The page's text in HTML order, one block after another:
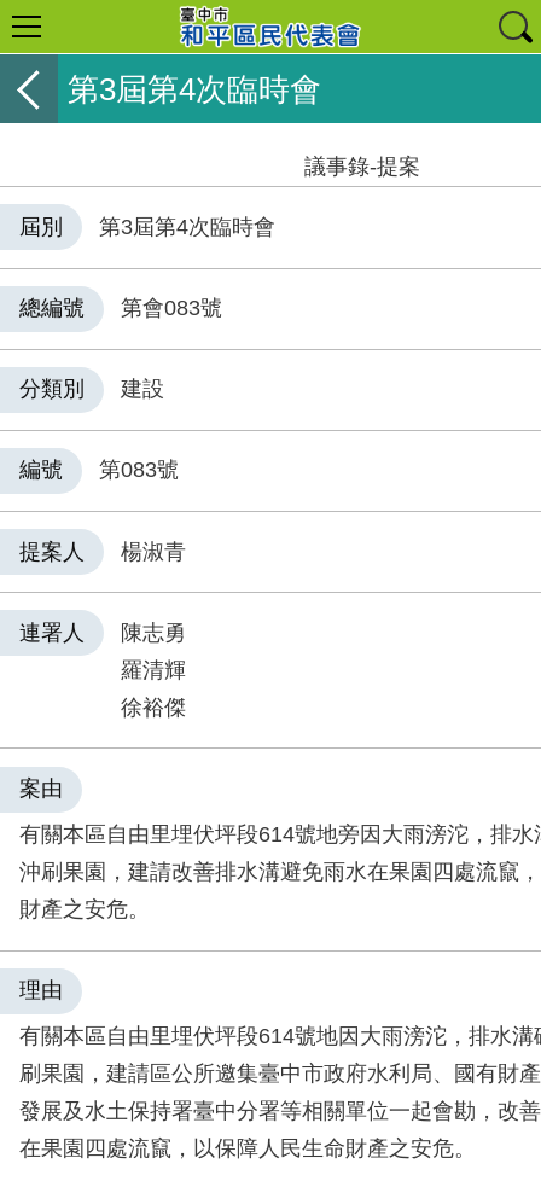
第3屆第4次臨時會
議事錄-提案
屆別 第3屆第4次臨時會
總編號 第會083號
分類別 建設
編號 第083號
提案人 楊淑青
連署人
陳志勇
羅清輝
徐裕傑
案由
有關本區自由里埋伏坪段614號地旁因大雨滂沱，排
沖刷果園，建請改善排水溝避免雨水在果園四處流竄
財產之安危。
理由
有關本區自由里埋伏坪段614號地因大雨滂沱，排水
刷果園，建請區公所邀集臺中市政府水利局、國有財
發展及水土保持署臺中分署等相關單位一起會勘，改
在果園四處流竄，以保障人民生命財產之安危。